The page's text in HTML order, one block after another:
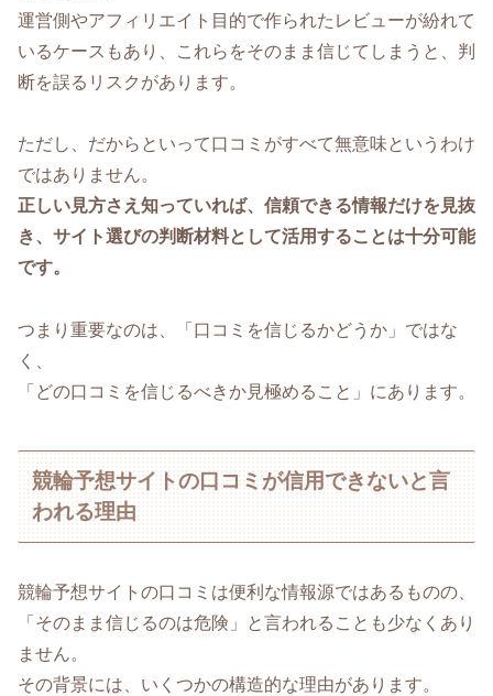
運営側やアフィリエイト目的で作られたレビューが紛れて
いるケースもあり、これらをそのまま信じてしまうと、判
断を誤るリスクがあります。
ただし、だからといって口コミがすべて無意味というわけ
ではありません。
正しい見方さえ知っていれば、信頼できる情報だけを見抜
き、サイト選びの判断材料として活用することは十分可能
です。
つまり重要なのは、「口コミを信じるかどうか」ではな
く、
「どの口コミを信じるべきか見極めること」にあります。
競輪予想サイトの口コミが信用できないと言
われる理由
競輪予想サイトの口コミは便利な情報源ではあるものの、
「そのまま信じるのは危険」と言われることも少なくあり
ません。
その背景には、いくつかの構造的な理由があります。